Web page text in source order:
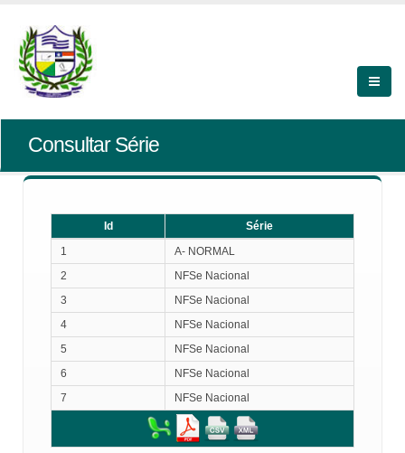
Consultar Série
Id
Série
1
A- NORMAL
2
NFSe Nacional
3
NFSe Nacional
4
NFSe Nacional
5
NFSe Nacional
6
NFSe Nacional
7
NFSe Nacional